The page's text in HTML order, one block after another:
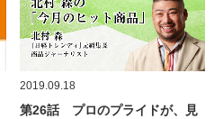
2019.09.18
第26話 プロのプライドが、見